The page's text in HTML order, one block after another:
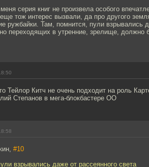
серия книг не произвела особого
тож интерес вызвали, да про другого
ружбайки. Там, помнится, пули взрывались
переходящих в утренние, зрелище, должно
Китч не очень подходит на роль
Степанов в мега-блокбастере ОО
#10
взрывались даже от рассеянного света